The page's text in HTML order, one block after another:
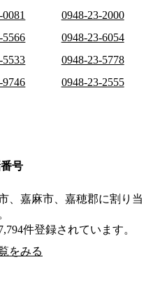
0948-23-2000
5566
0948-23-6054
5533
0948-23-5778
9746
0948-23-2555
号
、嘉麻市、嘉穂郡に割り当
件登録されています。
をみる